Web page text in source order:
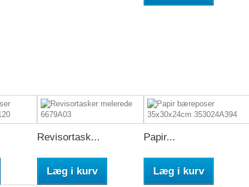
Revisortask...
Læg i kurv
Papir...
Læg i kurv